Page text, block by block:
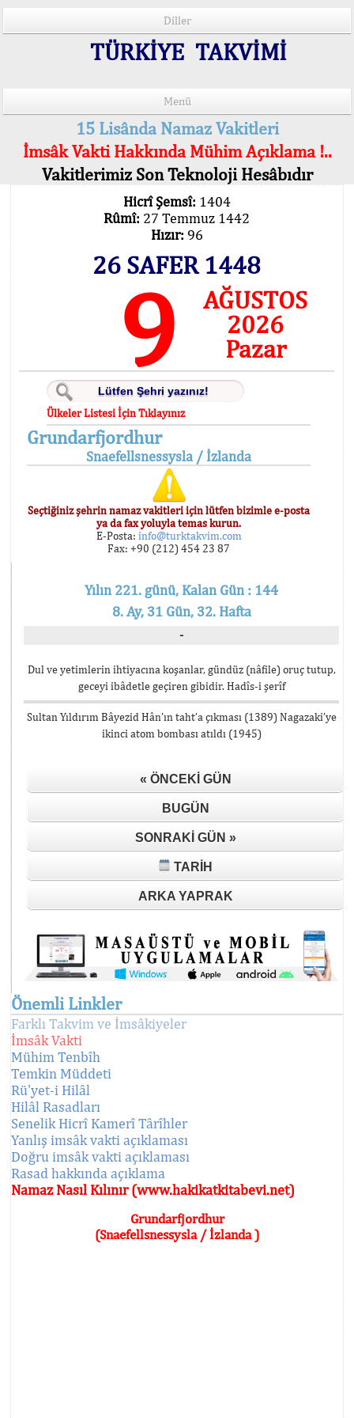
Diller
TÜRKİYE TAKVİMİ
Menü
15 Lisânda Namaz Vakitleri
İmsâk Vakti Hakkında Mühim Açıklama !..
Vakitlerimiz Son Teknoloji Hesâbıdır
Hicrî Şemsî: 1404
Rûmî: 27 Temmuz 1442
Hızır: 96
26 SAFER 1448
9
AĞUSTOS
2026
Pazar
Ülkeler Listesi İçin Tıklayınız
Grundarfjordhur
Snaefellsnessysla / İzlanda
Seçtiğiniz şehrin namaz vakitleri için lütfen bizimle e-posta
ya da fax yoluyla temas kurun.
E-Posta: info@turktakvim.com
Fax: +90 (212) 454 23 87
Yılın 221. günü, Kalan Gün : 144
8. Ay, 31 Gün, 32. Hafta
-
Dul ve yetimlerin ihtiyacına koşanlar, gündüz (nâfile) oruç tutup,
geceyi ibâdetle geçiren gibidir. Hadîs-i şerîf
Sultan Yıldırım Bâyezid Hân’ın taht’a çıkması (1389) Nagazaki’ye
ikinci atom bombası atıldı (1945)
« ÖNCEKI GÜN
BUGÜN
SONRAKI GÜN »
TARIH
ARKA YAPRAK
Önemli Linkler
Farklı Takvim ve İmsâkiyeler
İmsâk Vakti
Mühim Tenbîh
Temkin Müddeti
Rü'yet-i Hilâl
Hilâl Rasadları
Senelik Hicrî Kamerî Târîhler
Yanlış imsâk vakti açıklaması
Doğru imsâk vakti açıklaması
Rasad hakkında açıklama
Namaz Nasıl Kılınır (www.hakikatkitabevi.net)
Grundarfjordhur
(Snaefellsnessysla / İzlanda )